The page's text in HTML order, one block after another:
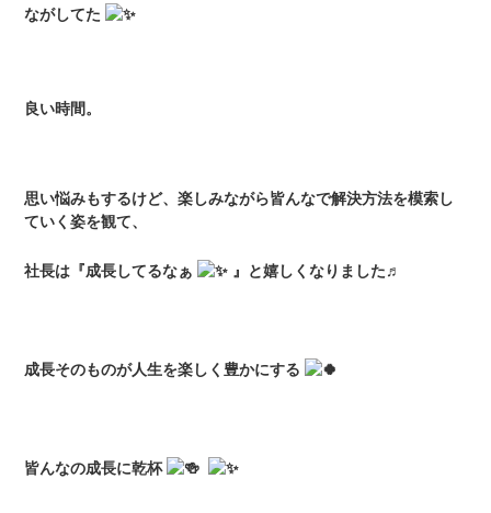
ながしてた
良い時間。
思い悩みもするけど、楽しみながら皆んなで解決方法を模索し
ていく姿を観て、
社長は『成長してるなぁ 』と嬉しくなりました♬
成長そのものが人生を楽しく豊かにする
皆んなの成長に乾杯